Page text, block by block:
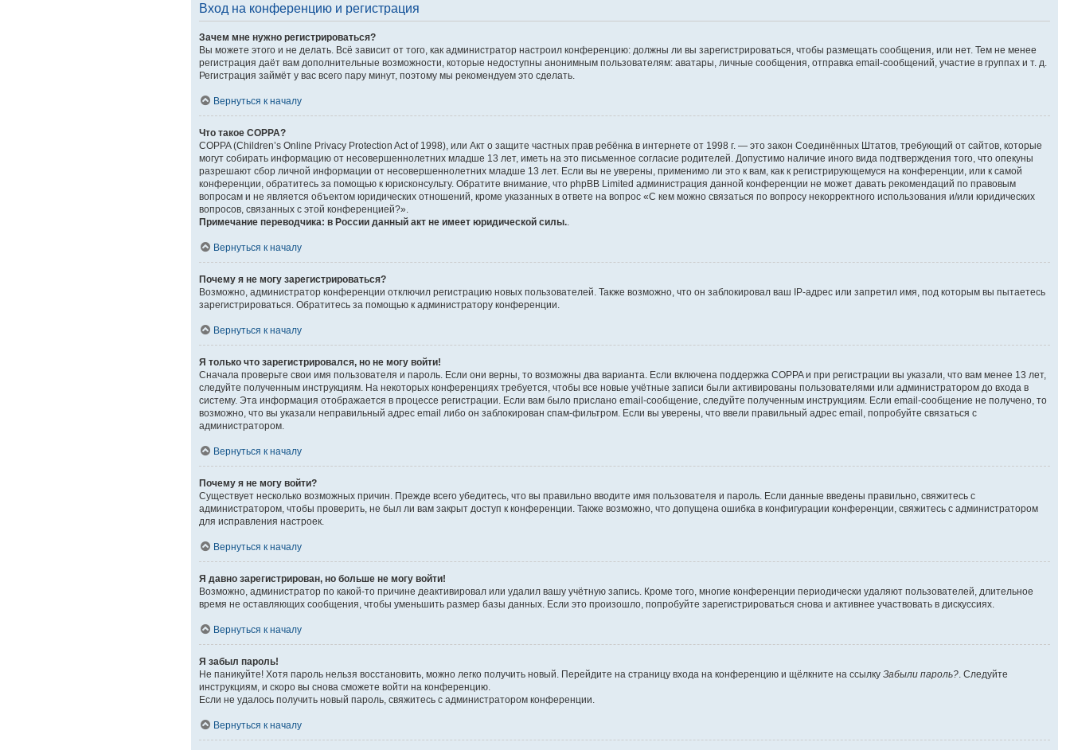
Вход на конференцию и регистрация
Зачем мне нужно регистрироваться?
Вы можете этого и не делать. Всё зависит от того, как администратор настроил конференцию: должны ли вы зарегистрироваться, чтобы размещать сообщения, или нет. Тем не менее
регистрация даёт вам дополнительные возможности, которые недоступны анонимным пользователям: аватары, личные сообщения, отправка email-сообщений, участие в группах и т. д.
Регистрация займёт у вас всего пару минут, поэтому мы рекомендуем это сделать.
Вернуться к началу
Что такое COPPA?
COPPA (Children’s Online Privacy Protection Act of 1998), или Акт о защите частных прав ребёнка в интернете от 1998 г. — это закон Соединённых Штатов, требующий от сайтов, которые
могут собирать информацию от несовершеннолетних младше 13 лет, иметь на это письменное согласие родителей. Допустимо наличие иного вида подтверждения того, что опекуны
разрешают сбор личной информации от несовершеннолетних младше 13 лет. Если вы не уверены, применимо ли это к вам, как к регистрирующемуся на конференции, или к самой
конференции, обратитесь за помощью к юрисконсульту. Обратите внимание, что phpBB Limited администрация данной конференции не может давать рекомендаций по правовым
вопросам и не является объектом юридических отношений, кроме указанных в ответе на вопрос «С кем можно связаться по вопросу некорректного использования и/или юридических
вопросов, связанных с этой конференцией?».
Примечание переводчика: в России данный акт не имеет юридической силы.
Вернуться к началу
Почему я не могу зарегистрироваться?
Возможно, администратор конференции отключил регистрацию новых пользователей. Также возможно, что он заблокировал ваш IP-адрес или запретил имя, под которым вы пытаетесь
зарегистрироваться. Обратитесь за помощью к администратору конференции.
Вернуться к началу
Я только что зарегистрировался, но не могу войти!
Сначала проверьте свои имя пользователя и пароль. Если они верны, то возможны два варианта. Если включена поддержка COPPA и при регистрации вы указали, что вам менее 13 лет,
следуйте полученным инструкциям. На некоторых конференциях требуется, чтобы все новые учётные записи были активированы пользователями или администратором до входа в
систему. Эта информация отображается в процессе регистрации. Если вам было прислано email-сообщение, следуйте полученным инструкциям. Если email-сообщение не получено, то
возможно, что вы указали неправильный адрес email либо он заблокирован спам-фильтром. Если вы уверены, что ввели правильный адрес email, попробуйте связаться с
администратором.
Вернуться к началу
Почему я не могу войти?
Существует несколько возможных причин. Прежде всего убедитесь, что вы правильно вводите имя пользователя и пароль. Если данные введены правильно, свяжитесь с
администратором, чтобы проверить, не был ли вам закрыт доступ к конференции. Также возможно, что допущена ошибка в конфигурации конференции, свяжитесь с администратором
для исправления настроек.
Вернуться к началу
Я давно зарегистрирован, но больше не могу войти!
Возможно, администратор по какой-то причине деактивировал или удалил вашу учётную запись. Кроме того, многие конференции периодически удаляют пользователей, длительное
время не оставляющих сообщения, чтобы уменьшить размер базы данных. Если это произошло, попробуйте зарегистрироваться снова и активнее участвовать в дискуссиях.
Вернуться к началу
Я забыл пароль!
Не паникуйте! Хотя пароль нельзя восстановить, можно легко получить новый. Перейдите на страницу входа на конференцию и щёлкните на ссылкуЗабыли пароль? . Следуйте
инструкциям, и скоро вы снова сможете войти на конференцию.
Если не удалось получить новый пароль, свяжитесь с администратором конференции.
Вернуться к началу